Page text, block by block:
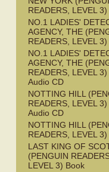
READERS, LEVEL
NO.1 LADIES'
AGENCY, THE
READERS, LEVEL
NO.1 LADIES'
AGENCY, THE
READERS, LEVEL
Audio CD
NOTTING HILL
READERS, LEVEL
Audio CD
NOTTING HILL
READERS, LEVEL
LAST KING OF
(PENGUIN
LEVEL 3) Book